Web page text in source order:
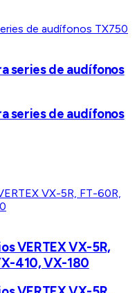
series de audífonos
series de audífonos
VERTEX VX-5R,
410, VX-180